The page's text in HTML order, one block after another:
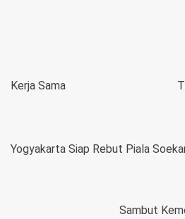
Kerja Sama
Yogyakarta Siap Rebut Piala
Sambut